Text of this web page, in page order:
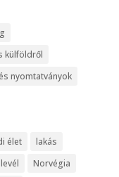
külföldről
nyomtatványok
élet
lakás
Norvégia